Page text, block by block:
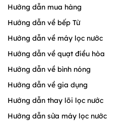
Hướng dẫn mua hàng
Hướng dẫn về bếp Từ
Hướng dẫn về máy lọc nước
Hướng dẫn về quạt điều hòa
Hướng dẫn về bình nóng
Hướng dẫn về gia dụng
Hướng dẫn thay lõi lọc nước
Hướng dẫn sửa máy lọc nước